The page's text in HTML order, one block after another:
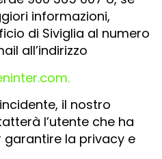
informazioni,
di Siviglia al numero
all’indirizzo
.
il nostro
l’utente che ha
garantire la privacy e